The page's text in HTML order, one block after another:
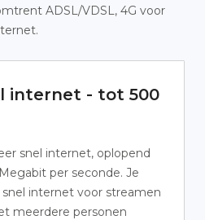
ADSL/VDSL, 4G voor
internet - tot 500
snel internet, oplopend
per seconde. Je
internet voor streamen
meerdere personen